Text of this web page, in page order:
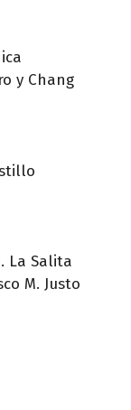
y Chang
La Salita
M. Justo